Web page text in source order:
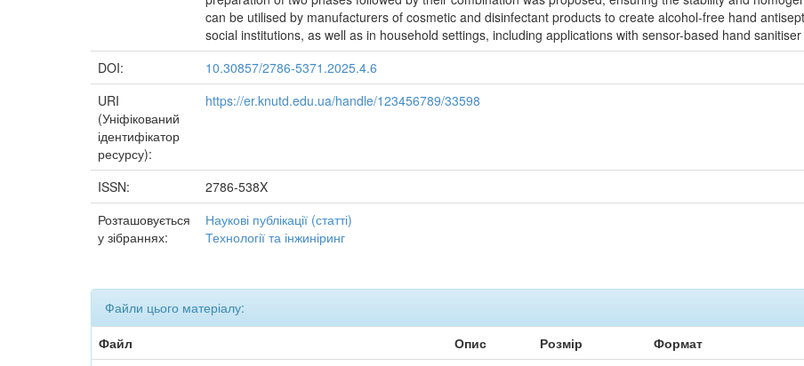
can be utilised by manufacturers of cosmetic and disinfectant products to create alcohol-free hand
social institutions, as well as in household settings, including applications with sensor-based hand
DOI:
10.30857/2786-5371.2025.4.6
URI
(Уніфікований
ідентифікатор
ресурсу):
https://er.knutd.edu.ua/handle/123456789/33598
ISSN:
2786-538X
Розташовується
у зібраннях:
Наукові публікації (статті)
Технології та інжиніринг
Файли цього матеріалу:
Файл
Опис Розмір Формат